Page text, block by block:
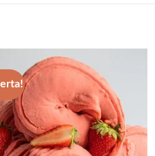
Aggiungi
alla lista
dei
desideri